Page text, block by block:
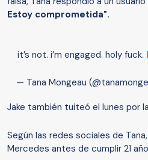
Estoy comprometida".
it’s not. i’m engaged. holy fuck.
— Tana Mongeau
Jake también tuiteó el lunes por
Según las redes sociales de
Mercedes antes de cumplir 21